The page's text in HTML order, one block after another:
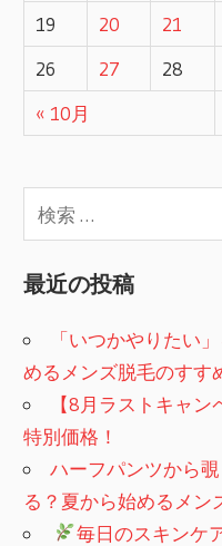
シ
ョ
ン
« 10月
19
20 21
26
27 28
最近の投稿
「いつかやりたい
めるメンズ脱毛のすす
【8月ラストキャ
特別価格！
ハーフパンツから
る？夏から始めるメン
毎日のスキンケ